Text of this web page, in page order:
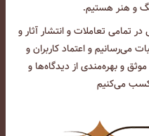
و هنر هستیم.
در تمامی تعاملات و انتشار آثار و
می‌رسانیم و اعتماد کاربران و
و بهره‌مندی از دیدگاه‌ها و
می‌کنیم